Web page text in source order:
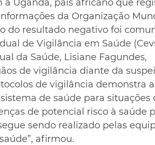
Uganda, país africano que
da Organização
do resultado negativo foi
de Vigilância em Saúde
da Saúde, Lisiane Fagundes,
de vigilância diante da
de vigilância demonstra a
de saúde para situações
de potencial risco à saúde
sendo realizado pelas
afirmou.